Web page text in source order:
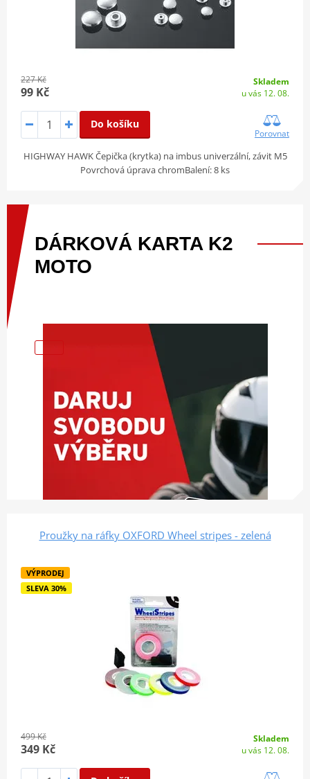
227 Kč
99 Kč
Skladem
u vás 12. 08.
Do košíku
Porovnat
HIGHWAY HAWK Čepička (krytka) na imbus univerzální, závit M5
Povrchová úprava chromBalení: 8 ks
DÁRKOVÁ KARTA K2
MOTO
Proužky na ráfky OXFORD Wheel stripes - zelená
VÝPRODEJ
SLEVA 30%
499 Kč
349 Kč
Skladem
u vás 12. 08.